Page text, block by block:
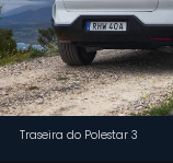
Traseira do Polestar 3